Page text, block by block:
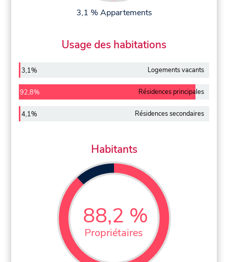
3,1 % Appartements
Usage des habitations
3,1% Logements vacants
92,8% Résidences principales
4,1% Résidences secondaires
Habitants
88,2 %
Propriétaires